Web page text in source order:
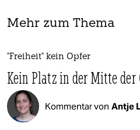
Mehr zum Thema
"Freiheit" kein Opfer
Kein Platz in der Mitte der
Kommentar von Antje